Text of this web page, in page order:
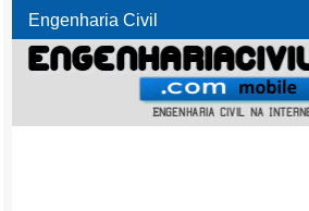
Engenharia Civil